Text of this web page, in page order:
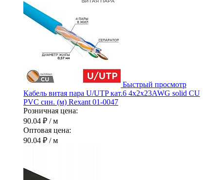
Быстрый просмотр
Кабель витая пара U/UTP кат.6 4х2х23AWG solid CU
PVC син. (м) Rexant 01-0047
Розничная цена:
90.04 ₽ / м
Оптовая цена:
90.04 ₽ / м